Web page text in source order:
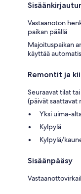
Vastaanoton
paikan päällä
Majoituspaikan
käyttää
Remontit ja
Seuraavat tilat
(päivät saattavat
Yksi uima-
Kylpylä
Kylpylä/
Sisäänpääsy